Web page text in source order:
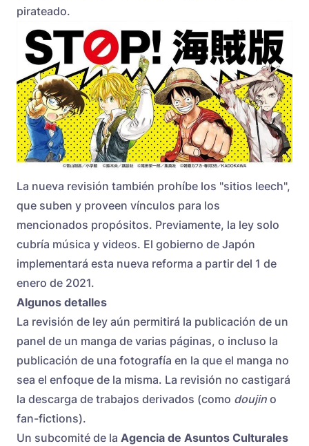
pirateado.
La nueva revisión también prohíbe los "sitios leech",
que suben y proveen vínculos para los
mencionados propósitos. Previamente, la ley solo
cubría música y videos. El gobierno de Japón
implementará esta nueva reforma a partir del 1 de
enero de 2021.
Algunos detalles
La revisión de ley aún permitirá la publicación de un
panel de un manga de varias páginas, o incluso la
publicación de una fotografía en la que el manga no
sea el enfoque de la misma. La revisión no castigará
la descarga de trabajos derivados (como doujin o
fan-fictions).
Un subcomité de la Agencia de Asuntos Culturales